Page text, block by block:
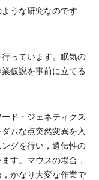
うな研究なのです
っています。眠気の
仮説を事前に立てる
ド・ジェネティクス
ムな点突然変異を入
グを行い，遺伝性の
す。マウスの場合，
かなり大変な作業で